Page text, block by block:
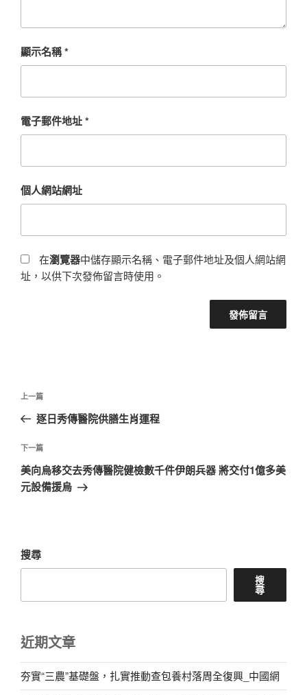
顯示名稱*
電子郵件地址*
個人網站網址
在瀏覽器中儲存顯示名稱、電子郵件地址及個人網站網
址，以供下次發佈留言時使用。
文
導
覽
上
一
文
章
上一篇
逐日秀傳醫院供膳生肖運程
下
一
篇
下一篇
美向烏移交去秀傳醫院健檢數千件伊朗兵器 將交付1億多美
元設備援烏
搜尋
搜
尋
近期文章
夯實“三農”基礎盤，扎實推動查包養村落周全復興_中國網